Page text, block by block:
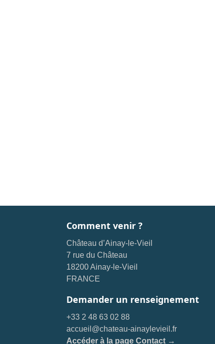
Comment venir ?
Château d’Ainay-le-Vieil
7 rue du Château
18200 Ainay-le-Vieil
FRANCE
Demander un renseignement
+33 2 48 63 02 88
accueil@chateau-ainaylevieil.fr
Accéder à la page Contact →